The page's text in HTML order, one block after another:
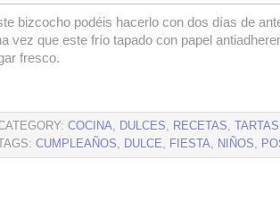
bizcocho podéis hacerlo con dos días de
vez que este frío tapado con papel
fresco.
COCINA, DULCES, RECETAS,
TAGS: CUMPLEAÑOS, DULCE, FIESTA, NIÑOS,